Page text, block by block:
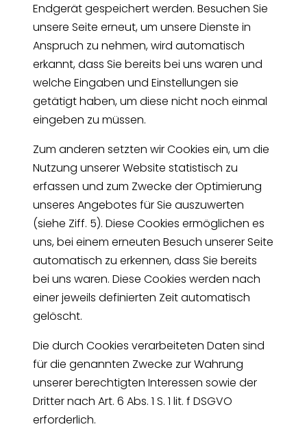
Endgerät gespeichert werden. Besuchen Sie
unsere Seite erneut, um unsere Dienste in
Anspruch zu nehmen, wird automatisch
erkannt, dass Sie bereits bei uns waren und
welche Eingaben und Einstellungen sie
getätigt haben, um diese nicht noch einmal
eingeben zu müssen.
Zum anderen setzten wir Cookies ein, um die
Nutzung unserer Website statistisch zu
erfassen und zum Zwecke der Optimierung
unseres Angebotes für Sie auszuwerten
(siehe Ziff. 5). Diese Cookies ermöglichen es
uns, bei einem erneuten Besuch unserer Seite
automatisch zu erkennen, dass Sie bereits
bei uns waren. Diese Cookies werden nach
einer jeweils definierten Zeit automatisch
gelöscht.
Die durch Cookies verarbeiteten Daten sind
für die genannten Zwecke zur Wahrung
unserer berechtigten Interessen sowie der
Dritter nach Art. 6 Abs. 1 S. 1 lit. f DSGVO
erforderlich.